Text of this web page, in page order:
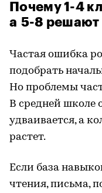
Почему 1-4
а 5-8 решают
Частая ошибка
подобрать
Но проблемы
В средней
удваивается, а
растет.
Если база
чтения, письма,